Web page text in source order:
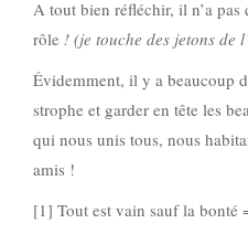
A tout bien réfléchir, il n’a
rôle ! (je touche des jetons de
Évidemment, il y a beaucoup
strophe et garder en tête les
qui nous unis tous, nous
amis !
[1] Tout est vain sauf la bonté